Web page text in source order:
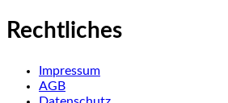
Rechtliches
Impressum
AGB